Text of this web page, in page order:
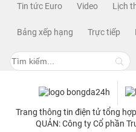
Tin tức Euro Video Lịch
Bảng xếp hạng Trực tiếp
Trang thông tin điện tử tổng
QUẢN: Công ty Cổ phần